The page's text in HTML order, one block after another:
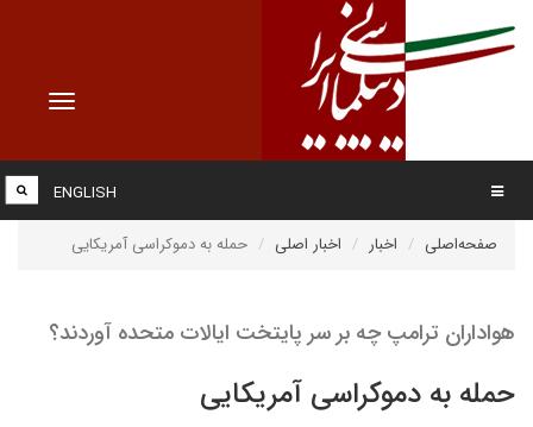
Toggle
ENGLISH
صفحه‌اصلی اخبار اخبار اصلی حمله به دموکراسی آمریکایی
هواداران ترامپ چه بر سر پایتخت ایالات متحده آوردند؟
حمله به دموکراسی آمریکایی